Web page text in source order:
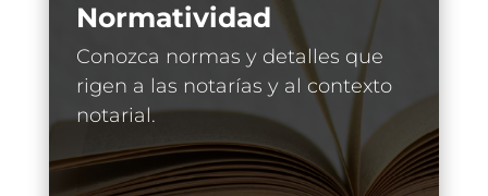
Normatividad
Conozca normas y detalles que
rigen a las notarías y al contexto
notarial.